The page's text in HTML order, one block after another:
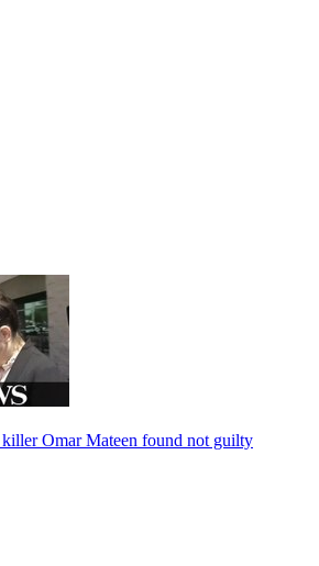
Omar Mateen found not guilty